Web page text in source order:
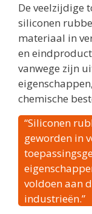
De veelzijdige
siliconen
materiaal in
en
vanwege zijn
chemische
“Siliconen
geworden in
voldoen aan
industrieën.”